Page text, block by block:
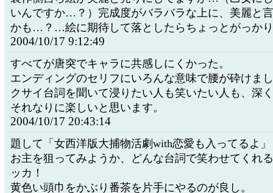
いんですか…？）完成度がバラバラな上に、美麗と
かも…？…絵に期待して落としたらちょっとがっか
2004/10/17 9:12:49
すべてが唐突でキャラに共感しにくかった。
エンディングのセリフにいろんな意味で腰が砕けま
クサイ台詞を聞いて浸りたい人も笑いたい人も、深
それなりに楽しいと思います。
2004/10/17 20:43:14
題して「女西洋版大捕物活劇with恋愛も入ってるよ」
お主を狙ってみようか、どんな台詞で笑わせてくれ
ッカ！
黄色い頭巾をかぶり番茶を片手にやるのが良し。